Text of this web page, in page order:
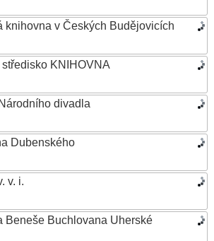
knihovna v Českých Budějovicích
KNIHOVNA
divadla
Dubenského
v. i.
Beneše Buchlovana Uherské